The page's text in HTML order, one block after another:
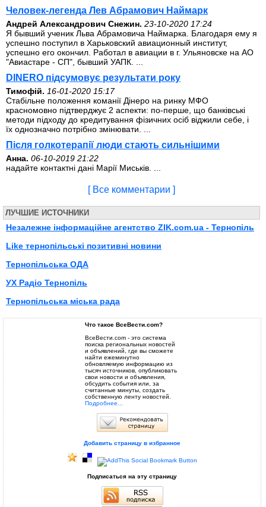
Человек-легенда Лев Абрамович Наймарк
Андрей Александрович Снежин. 23-10-2020 17:24
Я бывший ученик Льва Абрамовича Наймарка. Благодаря ему я
успешно поступил в Харьковский авиационный институт,
успешно его окончил. Работал в авиации в г. Ульяновске на АО
"Авиастаре - СП", бывший УАПК. ...
DINERO підсумовує результати року
Тимофій. 16-01-2020 15:17
Стабільне положення команії Дінеро на ринку МФО
красномовно підтверджує 2 аспекти: по-перше, що банківські
методи підходу до кредитування фізичних осіб віджили себе, і
їх однозначно потрібно змінювати. ...
Після голкотерапії люди стають сильнішими
Анна. 06-10-2019 21:22
надайте контактні дані Марії Миськів. ...
[ Все комментарии ]
ЛУЧШИЕ ИСТОЧНИКИ
Незалежне інформаційне агентство ZIK.com.ua - Тернопіль
Like тернопільські позитивні новини
Тернопільська ОДА
УХ Радіо Тернопіль
Тернопільська міська рада
Что такое ВсеВести.com?
ВсеВести.com - это система
поиска региональных новостей
и объявлений, где вы сможете
найти ежеминутно
обновляемую информацию из
тысяч источников, опубликовать
свои новости и объявления,
обсудить события или, за
считанные минуты, создать
собственную ленту новостей.
Подробнее...
Добавить страницу в избранное
Подписаться на эту страницу